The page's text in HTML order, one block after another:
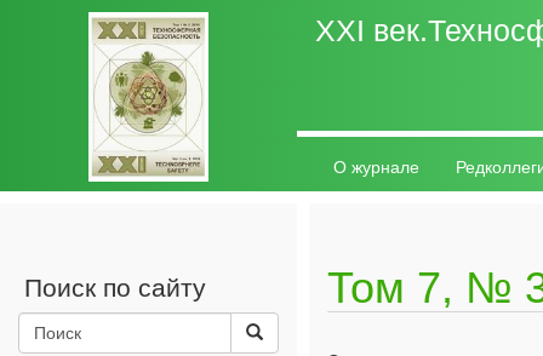
ХХI
О журнале
Поиск по сайту Том 7, №